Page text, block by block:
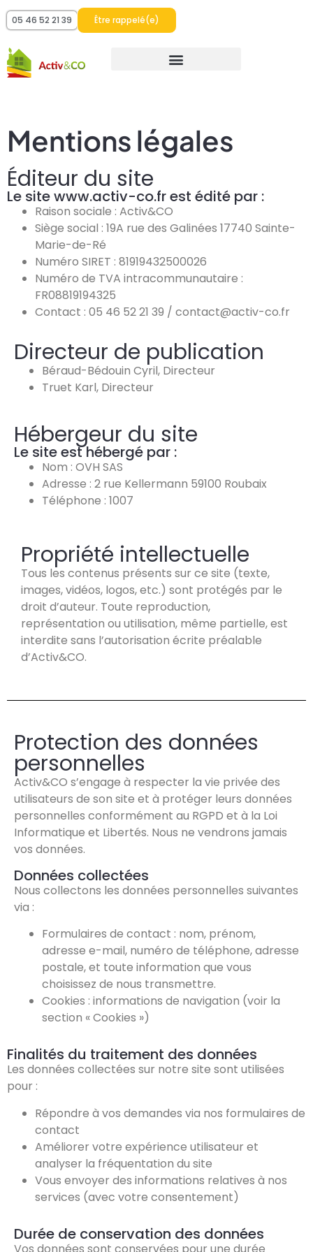
05 46 52 21 39 Être rappelé(e)
Mentions légales
Éditeur du site
Le site www.activ-co.fr est édité par :
Raison sociale : Activ&CO
Siège social : 19A rue des Galinées 17740 Sainte-
Marie-de-Ré
Numéro SIRET : 81919432500026
Numéro de TVA intracommunautaire :
FR08819194325
Contact : 05 46 52 21 39 / contact@activ-co.fr
Directeur de publication
Béraud-Bédouin Cyril, Directeur
Truet Karl, Directeur
Hébergeur du site
Le site est hébergé par :
Nom : OVH SAS
Adresse : 2 rue Kellermann 59100 Roubaix
Téléphone : 1007
Propriété intellectuelle
Tous les contenus présents sur ce site (texte,
images, vidéos, logos, etc.) sont protégés par le
droit d’auteur. Toute reproduction,
représentation ou utilisation, même partielle, est
interdite sans l’autorisation écrite préalable
d’Activ&CO.
Protection des données
personnelles
Activ&CO s’engage à respecter la vie privée des
utilisateurs de son site et à protéger leurs données
personnelles conformément au RGPD et à la Loi
Informatique et Libertés. Nous ne vendrons jamais
vos données.
Données collectées
Nous collectons les données personnelles suivantes
via :
Formulaires de contact : nom, prénom,
adresse e-mail, numéro de téléphone, adresse
postale, et toute information que vous
choisissez de nous transmettre.
Cookies : informations de navigation (voir la
section « Cookies »)
Finalités du traitement des données
Les données collectées sur notre site sont utilisées
pour :
Répondre à vos demandes via nos formulaires de
contact
Améliorer votre expérience utilisateur et
analyser la fréquentation du site
Vous envoyer des informations relatives à nos
services (avec votre consentement)
Durée de conservation des données
Vos données sont conservées pour une durée